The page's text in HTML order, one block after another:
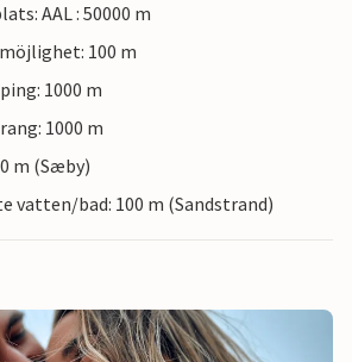
AAL : 50000 m
100 m
1000 m
1000 m
m (Sæby)
vatten/bad: 100 m (Sandstrand)